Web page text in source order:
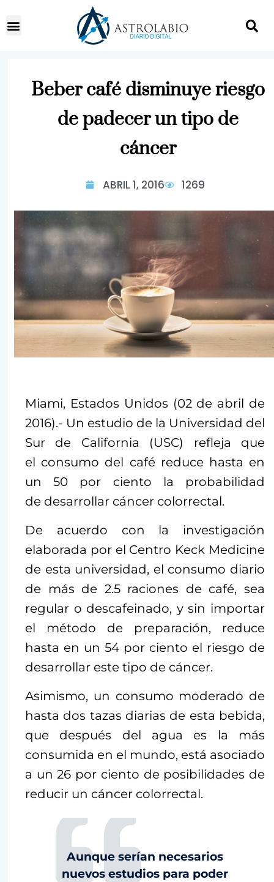
Beber café disminuye riesgo
de padecer un tipo de
cáncer
ABRIL 1, 2016 1269
Miami, Estados Unidos (02 de abril de
2016).- Un estudio de la Universidad del
Sur de California (USC) refleja que
el consumo del café reduce hasta en
un 50 por ciento la probabilidad
de desarrollar cáncer colorrectal.
De acuerdo con la investigación
elaborada por el Centro Keck Medicine
de esta universidad, el consumo diario
de más de 2.5 raciones de café, sea
regular o descafeinado, y sin importar
el método de preparación, reduce
hasta en un 54 por ciento el riesgo de
desarrollar este tipo de cáncer.
Asimismo, un consumo moderado de
hasta dos tazas diarias de esta bebida,
que después del agua es la más
consumida en el mundo, está asociado
a un 26 por ciento de posibilidades de
reducir un cáncer colorrectal.
Aunque serían necesarios
nuevos estudios para poder